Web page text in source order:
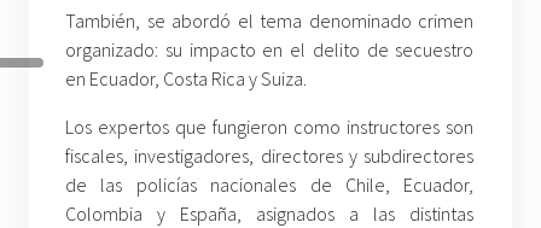
También, se abordó el tema denominado crimen
organizado: su impacto en el delito de secuestro
en Ecuador, Costa Rica y Suiza.
Los expertos que fungieron como instructores son
fiscales, investigadores, directores y subdirectores
de las policías nacionales de Chile, Ecuador,
Colombia y España, asignados a las distintas